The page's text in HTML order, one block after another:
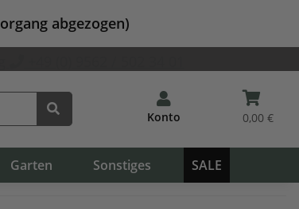
abgezogen)
Konto 0,00 €
Garten Sonstiges SALE